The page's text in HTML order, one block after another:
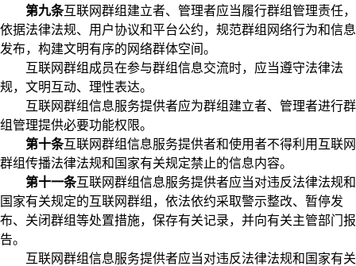
第九条互联网群组建立者、管理者应当履行群组管理责任，
依据法律法规、用户协议和平台公约，规范群组网络行为和信息
发布，构建文明有序的网络群体空间。
互联网群组成员在参与群组信息交流时，应当遵守法律法
规，文明互动、理性表达。
互联网群组信息服务提供者应为群组建立者、管理者进行群
组管理提供必要功能权限。
第十条互联网群组信息服务提供者和使用者不得利用互联网
群组传播法律法规和国家有关规定禁止的信息内容。
第十一条互联网群组信息服务提供者应当对违反法律法规和
国家有关规定的互联网群组，依法依约采取警示整改、暂停发
布、关闭群组等处置措施，保存有关记录，并向有关主管部门报
告。
互联网群组信息服务提供者应当对违反法律法规和国家有关